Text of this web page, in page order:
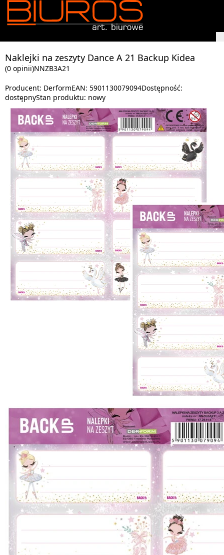
Naklejki na zeszyty Dance A 21 Backup Kidea
(0 opinii)NNZB3A21
Producent: DerformEAN: 5901130079094Dostępność:
dostępnyStan produktu: nowy